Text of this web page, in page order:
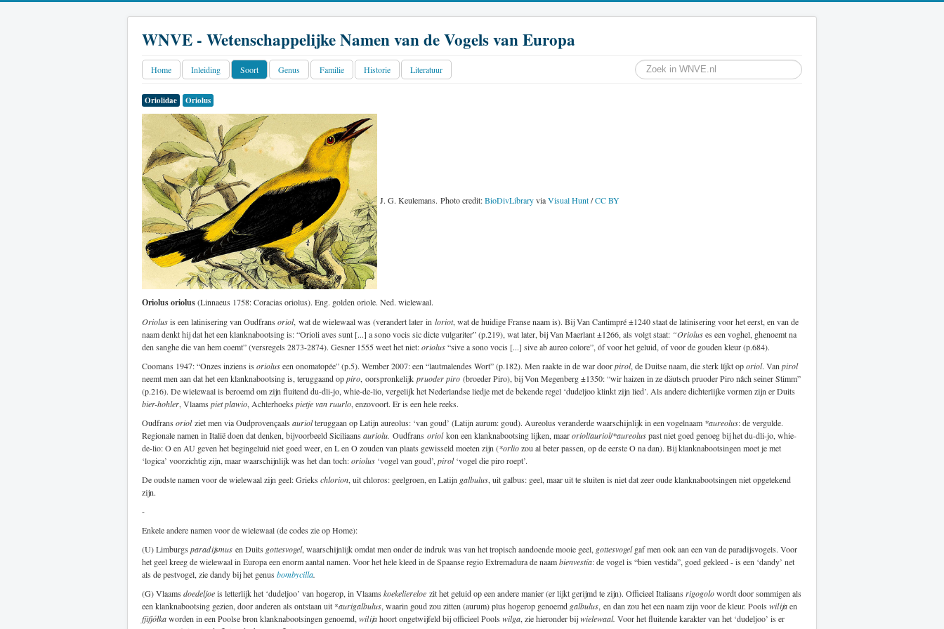
WNVE - Wetenschappelijke Namen van de Vogels van Europa
Home Inleiding Soort Genus Familie Historie Literatuur
Oriolidae Oriolus
J. G. Keulemans. Photo credit:BioDivLibraryviaVisual Hunt/CC BY
Oriolus oriolus(Linnaeus 1758: Coracias oriolus). Eng. golden oriole. Ned. wielewaal.
Oriolusis een latinisering van Oudfrans oriol, wat de wielewaal was (verandert later in loriot, wat de huidige Franse naam is). Bij Van Cantimpré ±1240 staat de latinisering voor het eerst, en van de
naam denkt hij dat het een klanknabootsing is: “Orioli aves sunt [...] a sono vocis sic dicte vulgariter” (p.219), wat later, bij Van Maerlant ±1266, als volgt staat: “Orioluses een voghel, ghenoemt na
den sanghe die van hem coemt” (versregels 2873-2874). Gesner 1555 weet het niet:oriolus“sive a sono vocis [...] sive ab aureo colore”, óf voor het geluid, of voor de gouden kleur (p.684).
Coomans 1947: “Onzes inziens is orioluseen onomatopée” (p.5). Wember 2007: een “lautmalendes Wort” (p.182). Men raakte in de war doorpirol, de Duitse naam, die sterk líjkt oporiol. Van pirol
neemt men aan dat het een klanknabootsing is, teruggaand oppiro, oorspronkelijk pruoder piro (broeder Piro), bij Von Megenberg ±1350: “wir haizen in ze däutsch pruoder Piro nâch seiner Stimm”
(p.216). De wielewaal is beroemd om zijn fluitend du-dli-jo, whie-de-lio, vergelijk het Nederlandse liedje met de bekende regel ‘dudeljoo klinkt zijn lied’. Als andere dichterlijke vormen zijn er Duits
bier-hohler, Vlaams piet plawio, Achterhoeks pietje van ruurlo, enzovoort. Er is een hele reeks.
Oudfrans oriolziet men via Oudprovençaals auriolteruggaan op Latijn aureolus: ‘van goud’ (Latijn aurum: goud). Aureolus veranderde waarschijnlijk in een vogelnaam *aureolus: de vergulde.
Regionale namen in Italië doen dat denken, bijvoorbeeld Siciliaans auriolu. Oudfrans oriolkon een klanknabootsing lijken, maaroriol/auriol/*aureoluspast niet goed genoeg bij het du-dli-jo, whie-
de-lio: O en AU geven het begingeluid niet goed weer, en L en O zouden van plaats gewisseld moeten zijn (*orliozou al beter passen, op de eerste O na dan). Bij klanknabootsingen moet je met
‘logica’ voorzichtig zijn, maar waarschijnlijk was het dan toch:oriolus ‘vogel van goud’, pirol‘vogel die piro roept’.
De oudste namen voor de wielewaal zijn geel: Grieks chlorion, uit chloros: geelgroen, en Latijn galbulus, uit galbus: geel, maar uit te sluiten is niet dat zeer oude klanknabootsingen niet opgetekend
zijn.
-
Enkele andere namen voor de wielewaal (de codes zie op Home):
(U) Limburgs paradijsmus en Duits gottesvogel, waarschijnlijk omdat men onder de indruk was van het tropisch aandoende mooie geel, gottesvogelgaf men ook aan een van de paradijsvogels. Voor
het geel kreeg de wielewaal in Europa een enorm aantal namen. Voor het hele kleed in de Spaanse regio Extremadura de naambienvestía: de vogel is “bien vestida”, goed gekleed - is een ‘dandy’ net
als de pestvogel, zie dandy bij het genus bombycilla.
(G) Vlaams doedeljoeis letterlijk het ‘dudeljoo’ van hogerop, in Vlaams koekeliereloe zit het geluid op een andere manier (er lijkt gerijmd te zijn). Officieel Italiaans rigogolowordt door sommigen als
een klanknabootsing gezien, door anderen als ontstaan uit *aurigalbulus, waarin goud zou zitten (aurum) plus hogerop genoemd galbulus, en dan zou het een naam zijn voor de kleur. Pools wilijaen
fjifjółkaworden in een Poolse bron klanknabootsingen genoemd, wilijahoort ongetwijfeld bij officieel Pools wilga, zie hieronder bijwielewaal. Voor het fluitende karakter van het ‘dudeljoo’ is er